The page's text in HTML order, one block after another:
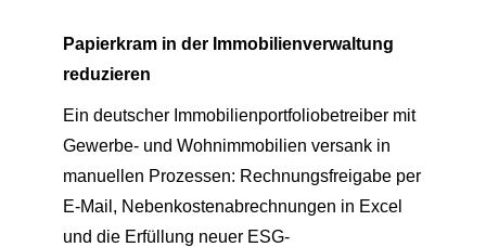
Papierkram in der Immobilienverwaltung
reduzieren
Ein deutscher Immobilienportfoliobetreiber mit
Gewerbe- und Wohnimmobilien versank in
manuellen Prozessen: Rechnungsfreigabe per
E-Mail, Nebenkostenabrechnungen in Excel
und die Erfüllung neuer ESG-